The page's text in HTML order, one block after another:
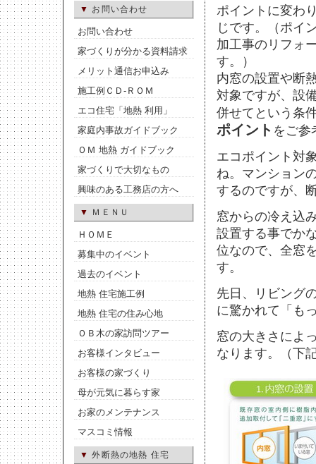
ポイントに変わ
じです。（ポイ
加工事のリフォ
す。）
内窓の設置や断
対象ですが、設
併せてという条
ポイント をご参
エコポイント対
ね。マンション
するのですが、
窓からの冷え込
設置する事でか
位なので、全窓
す。
先日、リビング
に驚かれて「も
窓の大きさによ
なります。（下
▼ お問い合わせ
お問い合わせ
家づくりが分かる資料請求
メリット通信お申込み
施工例ＣＤ-ＲＯＭ
エコ住宅「地熱 利用」
家庭内事故ガイドブック
ＯＭ 地熱 ガイドブック
家づくりで大切なもの
興味のある工務店の方へ
▼ ＭＥＮＵ
ＨＯＭＥ
募集中のイベント
過去のイベント
地熱 住宅施工例
地熱 住宅の住み心地
ＯＢ木の家訪問ツアー
お客様インタビュー
お客様の家づくり
母が元気に暮らす家
お家のメンテナンス
マスコミ情報
▼ 外断熱の地熱 住宅